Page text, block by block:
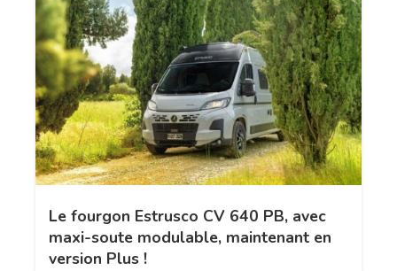
Le fourgon Estrusco CV 640 PB, avec
maxi-soute modulable, maintenant en
version Plus !